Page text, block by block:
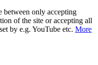
between only accepting
of the site or accepting all
by e.g. YouTube etc. More